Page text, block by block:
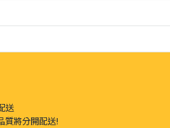
送
質將分開配送!